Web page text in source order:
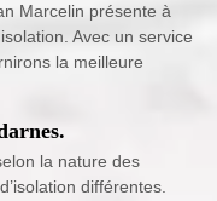
Marcelin présente à
Avec un service
la meilleure
la nature des
différentes.